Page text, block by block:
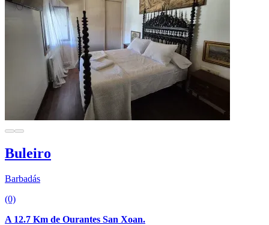
Buleiro
Barbadás
(0)
A 12.7 Km de Ourantes San Xoan.